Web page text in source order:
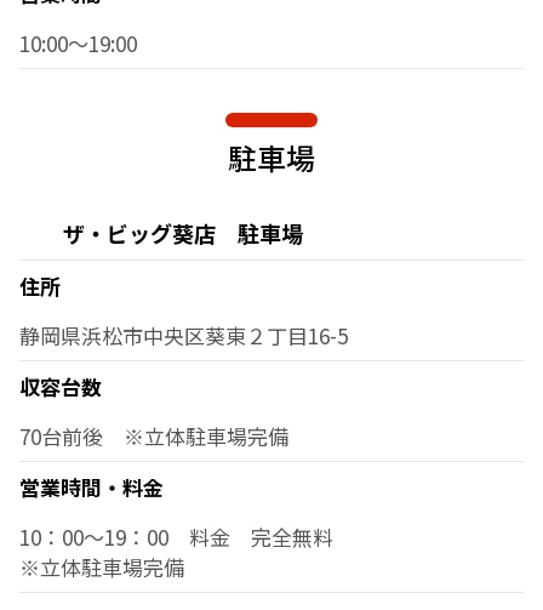
10:00～19:00
駐車場
ザ・ビッグ葵店 駐車場
住所
静岡県浜松市中央区葵東２丁目16-5
収容台数
70台前後 ※立体駐車場完備
営業時間・料金
10：00～19：00 料金 完全無料
※立体駐車場完備